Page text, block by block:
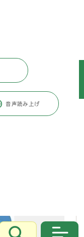
音声読み上げ
交通
各号の紹介
日 / ページ番号：C069557